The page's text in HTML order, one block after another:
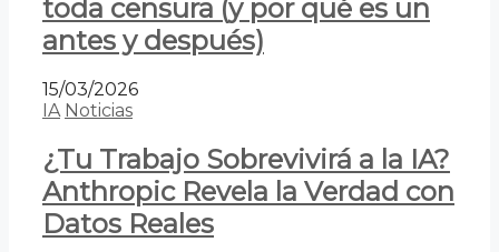
toda censura (y por qué es un
antes y después)
15/03/2026
IA Noticias
¿Tu Trabajo Sobrevivirá a la IA?
Anthropic Revela la Verdad con
Datos Reales